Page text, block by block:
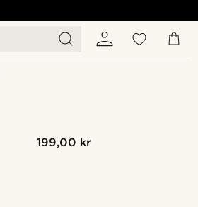
199,00 kr